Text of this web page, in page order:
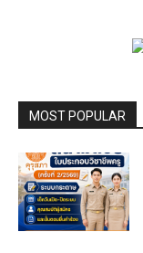
MOST POPULAR